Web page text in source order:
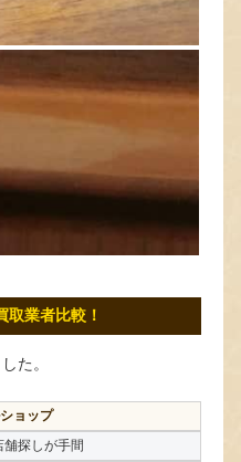
取業者比較！
た。
ョップ
舗探しが手間